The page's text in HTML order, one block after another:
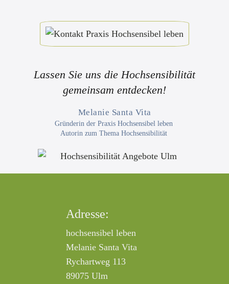
Lassen Sie uns die Hochsensibilität
gemeinsam entdecken!
Melanie Santa Vita
Gründerin der Praxis Hochsensibel leben
Autorin zum Thema Hochsensibilität
Adresse:
hochsensibel leben
Melanie Santa Vita
Rychartweg 113
89075 Ulm